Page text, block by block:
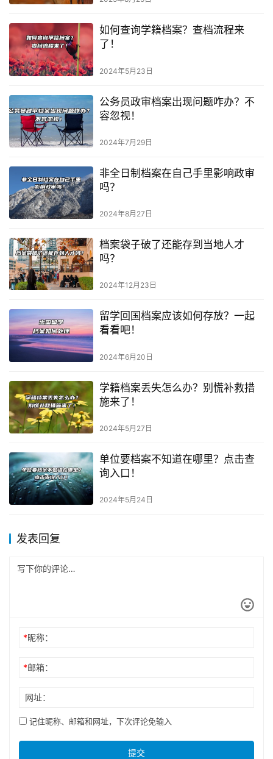
如何查询学籍档案？查档流程来
了！
2024年5月23日
公务员政审档案出现问题咋办？不
容忽视！
2024年7月29日
非全日制档案在自己手里影响政审
吗？
2024年8月27日
档案袋子破了还能存到当地人才
吗？
2024年12月23日
留学回国档案应该如何存放？一起
看看吧！
2024年6月20日
学籍档案丢失怎么办？别慌补救措
施来了！
2024年5月27日
单位要档案不知道在哪里？点击查
询入口！
2024年5月24日
发表回复
*昵称：
*邮箱：
网址：
记住昵称、邮箱和网址，下次评论免输入
提交